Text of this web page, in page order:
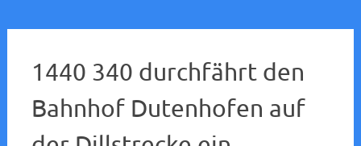
1440 340 durchfährt den
Bahnhof Dutenhofen auf